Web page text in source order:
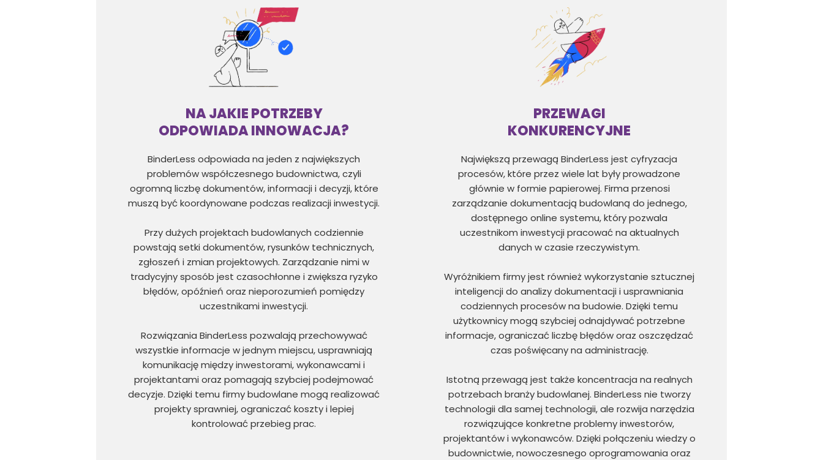
NA JAKIE POTRZEBY
ODPOWIADA INNOWACJA?
BinderLess odpowiada na jeden z największych
problemów współczesnego budownictwa, czyli
ogromną liczbę dokumentów, informacji i decyzji, które
muszą być koordynowane podczas realizacji inwestycji.
Przy dużych projektach budowlanych codziennie
powstają setki dokumentów, rysunków technicznych,
zgłoszeń i zmian projektowych. Zarządzanie nimi w
tradycyjny sposób jest czasochłonne i zwiększa ryzyko
błędów, opóźnień oraz nieporozumień pomiędzy
uczestnikami inwestycji.
Rozwiązania BinderLess pozwalają przechowywać
wszystkie informacje w jednym miejscu, usprawniają
komunikację między inwestorami, wykonawcami i
projektantami oraz pomagają szybciej podejmować
decyzje. Dzięki temu firmy budowlane mogą realizować
projekty sprawniej, ograniczać koszty i lepiej
kontrolować przebieg prac.
PRZEWAGI
KONKURENCYJNE
Największą przewagą BinderLess jest cyfryzacja
procesów, które przez wiele lat były prowadzone
głównie w formie papierowej. Firma przenosi
zarządzanie dokumentacją budowlaną do jednego,
dostępnego online systemu, który pozwala
uczestnikom inwestycji pracować na aktualnych
danych w czasie rzeczywistym.
Wyróżnikiem firmy jest również wykorzystanie sztucznej
inteligencji do analizy dokumentacji i usprawniania
codziennych procesów na budowie. Dzięki temu
użytkownicy mogą szybciej odnajdywać potrzebne
informacje, ograniczać liczbę błędów oraz oszczędzać
czas poświęcany na administrację.
Istotną przewagą jest także koncentracja na realnych
potrzebach branży budowlanej. BinderLess nie tworzy
technologii dla samej technologii, ale rozwija narzędzia
rozwiązujące konkretne problemy inwestorów,
projektantów i wykonawców. Dzięki połączeniu wiedzy o
budownictwie, nowoczesnego oprogramowania oraz